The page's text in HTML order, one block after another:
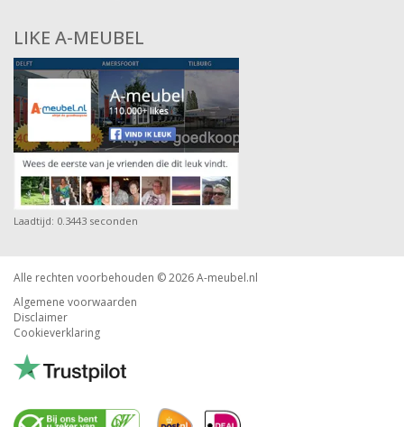
LIKE A-MEUBEL
Laadtijd: 0.3443 seconden
Alle rechten voorbehouden © 2026A-meubel.nl
Algemene voorwaarden
Disclaimer
Cookieverklaring